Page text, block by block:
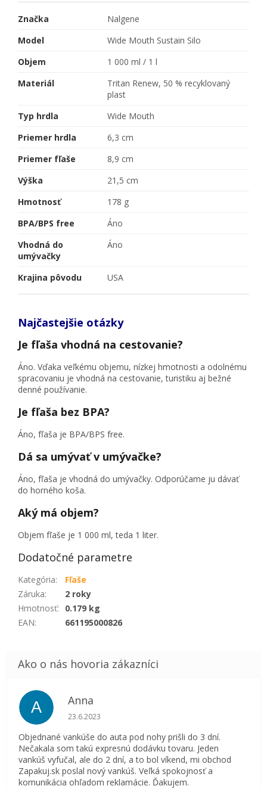
Značka
Nalgene
Model
Wide Mouth Sustain Silo
Objem
1 000 ml / 1 l
Materiál
Tritan Renew, 50 % recyklovaný
plast
Typ hrdla
Wide Mouth
Priemer hrdla
6,3 cm
Priemer fľaše
8,9 cm
Výška
21,5 cm
Hmotnosť
178 g
BPA/BPS free
Áno
Vhodná do
umývačky
Áno
Krajina pôvodu USA
Najčastejšie otázky
Je fľaša vhodná na cestovanie?
Áno. Vďaka veľkému objemu, nízkej hmotnosti a odolnému
spracovaniu je vhodná na cestovanie, turistiku aj bežné
denné používanie.
Je fľaša bez BPA?
Áno, fľaša je BPA/BPS free.
Dá sa umývať v umývačke?
Áno, fľaša je vhodná do umývačky. Odporúčame ju dávať
do horného koša.
Aký má objem?
Objem fľaše je 1 000 ml, teda 1 liter.
Dodatočné parametre
Kategória:
Fľaše
Záruka:
2 roky
Hmotnosť:
0.179 kg
EAN: 661195000826
A Anna
Hodnotenie obchodu je 5 z 5 hviezdičiek.
23.6.2023
Objednané vankúše do auta pod nohy prišli do 3 dní.
Nečakala som takú expresnú dodávku tovaru. Jeden
vankúš vyfučal, ale do 2 dní, a to bol víkend, mi obchod
Zapakuj.sk poslal nový vankúš. Veľká spokojnosť a
komunikácia ohľadom reklamácie. Ďakujem.